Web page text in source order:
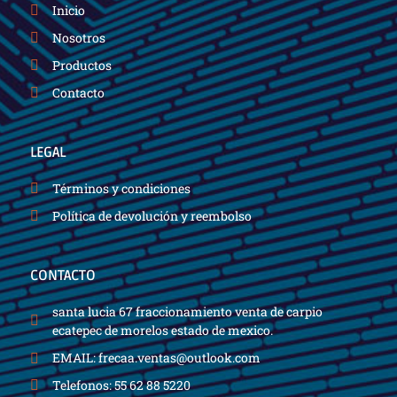
Inicio
Nosotros
Productos
Contacto
LEGAL
Términos y condiciones
Política de devolución y reembolso
CONTACTO
santa lucia 67 fraccionamiento venta de carpio
ecatepec de morelos estado de mexico.
EMAIL: frecaa.ventas@outlook.com
Telefonos: 55 62 88 5220